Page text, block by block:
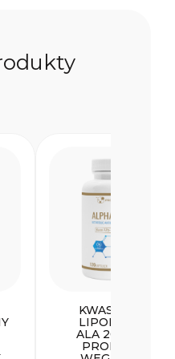
KWAS ALFA
LIPONOWY
ALA 200 MG
PRODUKT